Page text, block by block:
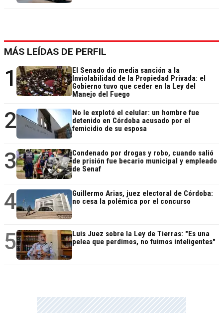
MÁS LEÍDAS DE PERFIL
1
El Senado dio media sanción a la
Inviolabilidad de la Propiedad Privada: el
Gobierno tuvo que ceder en la Ley del
Manejo del Fuego
2
No le explotó el celular: un hombre fue
detenido en Córdoba acusado por el
femicidio de su esposa
3
Condenado por drogas y robo, cuando salió
de prisión fue becario municipal y empleado
de Senaf
4
Guillermo Arias, juez electoral de Córdoba:
no cesa la polémica por el concurso
5
Luis Juez sobre la Ley de Tierras: "Es una
pelea que perdimos, no fuimos inteligentes"